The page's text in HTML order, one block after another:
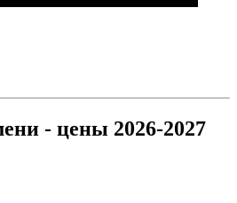
- цены 2026-2027